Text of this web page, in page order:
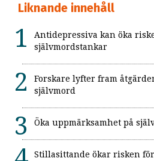
Liknande innehåll
Antidepressiva kan öka
självmordstankar
Forskare lyfter fram
självmord
Öka uppmärksamhet på
Stillasittande ökar risken